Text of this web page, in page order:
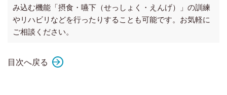
み込む機能「摂食・嚥下（せっしょく・えんげ）」の訓練
やリハビリなどを行ったりすることも可能です。お気軽に
ご相談ください。
目次へ戻る